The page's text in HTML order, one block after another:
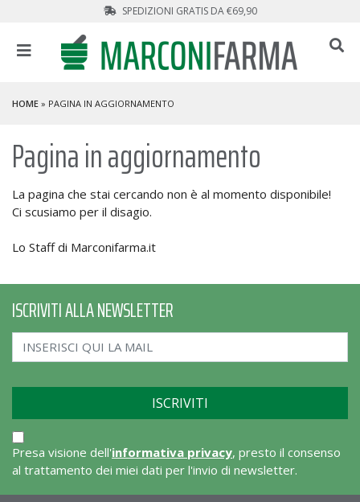
SPEDIZIONI GRATIS DA €69,90
HOME » PAGINA IN AGGIORNAMENTO
Pagina in aggiornamento
La pagina che stai cercando non è al momento disponibile!
Ci scusiamo per il disagio.
Lo Staff di Marconifarma.it
ISCRIVITI ALLA NEWSLETTER
Presa visione dell'informativa privacy, presto il consenso
al trattamento dei miei dati per l'invio di newsletter.